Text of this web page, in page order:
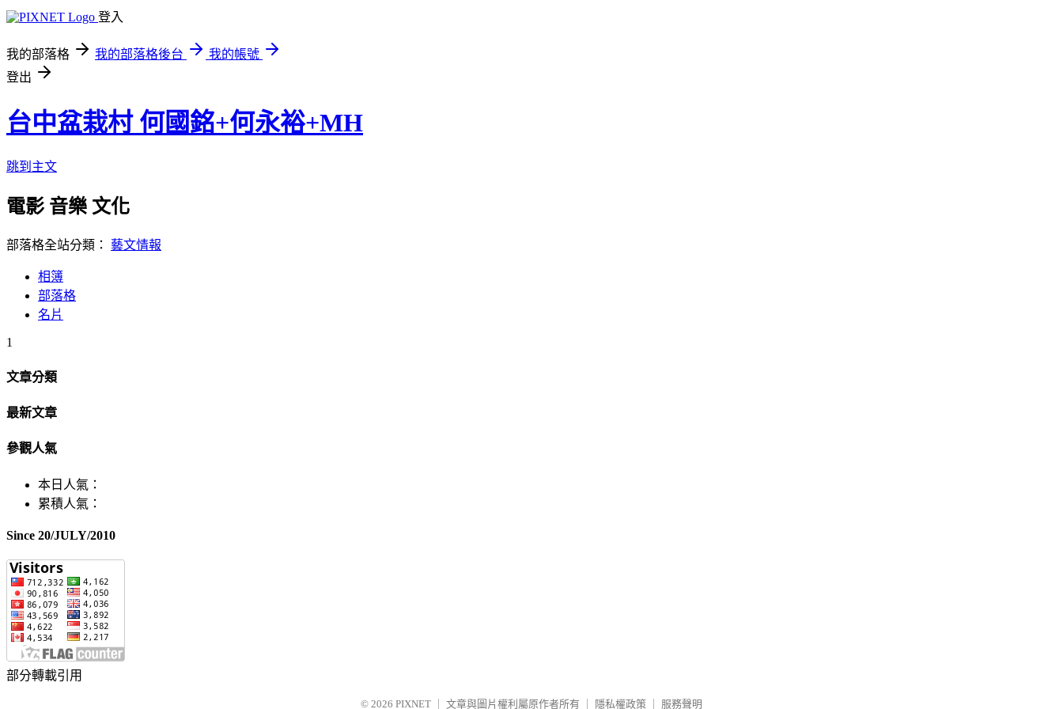
登入
我的部落格 我的部落格後台
我的帳號
登出
台中盆栽村 何國銘+何永裕+MH
跳到主文
電影 音樂 文化
部落格全站分類： 藝文情報
相簿
部落格
名片
1
文章分類
最新文章
參觀人氣
本日人氣：
累積人氣：
Since 20/JULY/2010
部分轉載引用
© 2026 PIXNET 文章與圖片權利屬原作者所有 隱私權政策 服務聲明